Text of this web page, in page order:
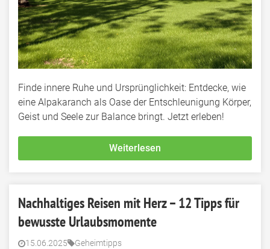
Finde innere Ruhe und Ursprünglichkeit: Entdecke, wie
eine Alpakaranch als Oase der Entschleunigung Körper,
Geist und Seele zur Balance bringt. Jetzt erleben!
Weiterlesen
Nachhaltiges Reisen mit Herz – 12 Tipps für
bewusste Urlaubsmomente
15.06.2025 Geheimtipps